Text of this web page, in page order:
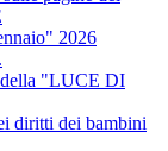
2026
della "LUCE DI
diritti dei bambini